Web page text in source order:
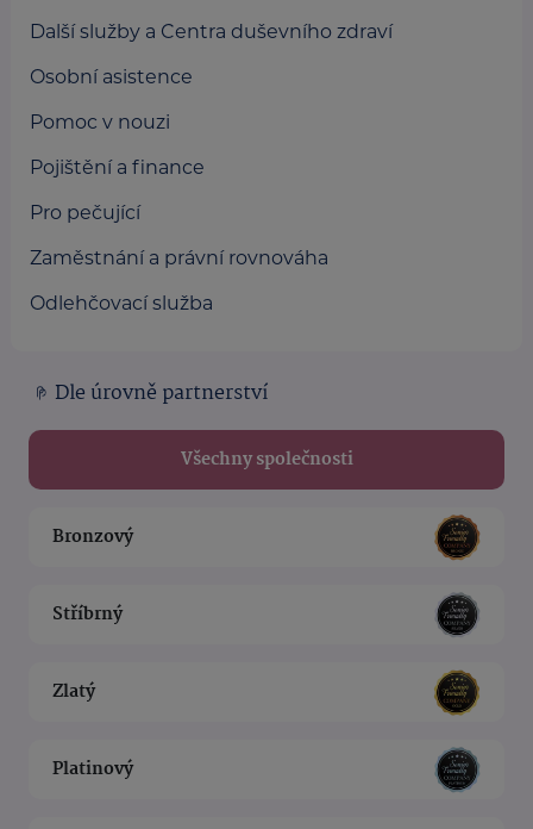
Další služby a Centra duševního zdraví
Osobní asistence
Pomoc v nouzi
Pojištění a finance
Pro pečující
Zaměstnání a právní rovnováha
Odlehčovací služba
Dle úrovně partnerství
Všechny společnosti
Bronzový
Stříbrný
Zlatý
Platinový